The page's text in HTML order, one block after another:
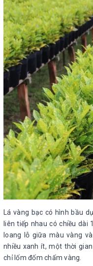
Lá vàng bạc có hình bầu
liên tiếp nhau có chiều dài
loang lỗ giữa màu vàng
nhiều xanh ít, một thời
chỉ lốm đốm chấm vàng.